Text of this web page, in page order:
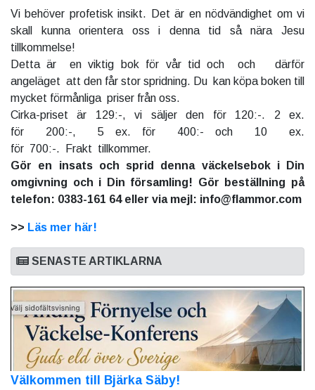
Vi behöver profetisk insikt. Det är en nödvändighet om vi
skall kunna orientera oss i denna tid så nära Jesu
tillkommelse!
Detta är en viktig bok för vår tid och och därför
angeläget att den får stor spridning. Du kan köpa boken till
mycket förmånliga priser från oss.
Cirka-priset är 129:-, vi säljer den för 120:-. 2 ex.
för 200:-, 5 ex. för 400:- och 10 ex.
för 700:-. Frakt tillkommer.
Gör en insats och sprid denna väckelsebok i Din
omgivning och i Din församling! Gör beställning på
telefon: 0383-161 64 eller via mejl: info@flammor.com
>> Läs mer här!
SENASTE ARTIKLARNA
Välkommen till Bjärka Säby!